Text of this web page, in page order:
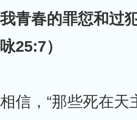
青春的罪愆和过
25:7）
信，“那些死在天